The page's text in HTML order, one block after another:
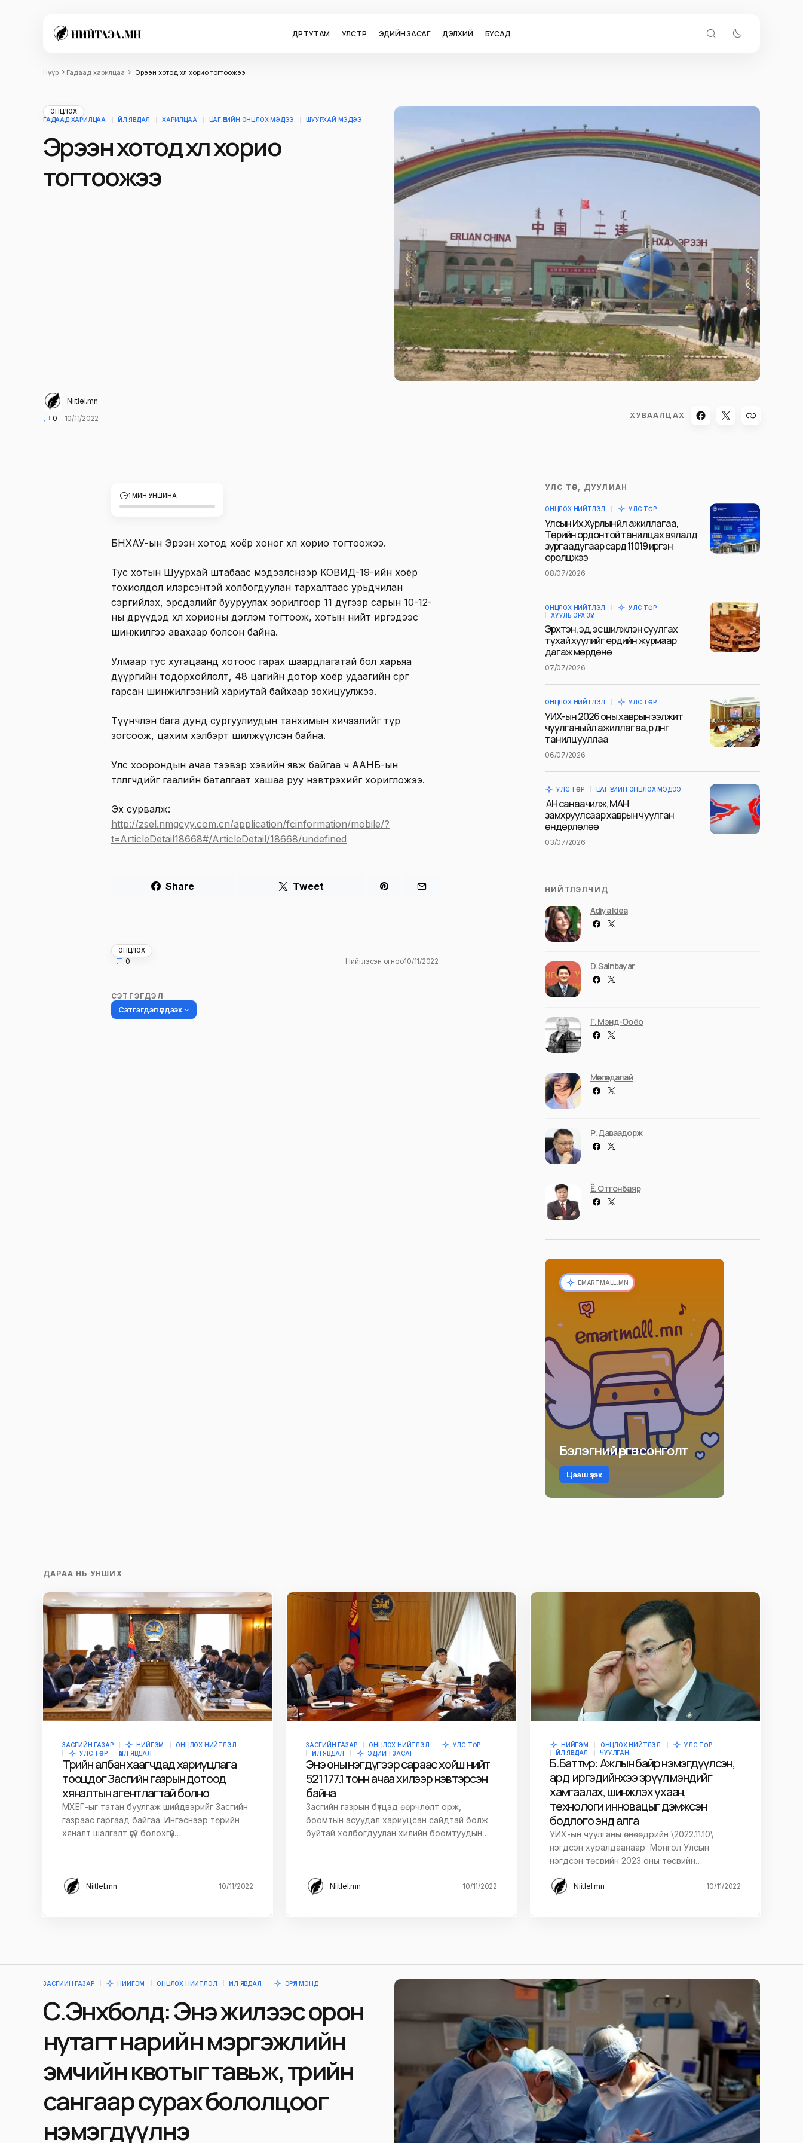
ӨДӨР ТУТАМ УЛС ТӨР ЭДИЙН ЗАСАГ ДЭЛХИЙ БУСАД
Нүүр Гадаад харилцаа Эрээн хотод хөл хорио тогтоожээ
ОНЦЛОХ
ГАДААД ХАРИЛЦАА
ҮЙЛ ЯВДАЛ ХАРИЛЦАА ЦАГ ҮЕИЙН ОНЦЛОХ МЭДЭЭ ШУУРХАЙ МЭДЭЭ
Эрээн хотод хөл хорио
тогтоожээ
Niitlel.mn
0
10/11/2022 ХУВААЛЦАХ
1 МИН УНШИНА
БНХАУ-ын Эрээн хотод хоёр хоног хөл хорио тогтоожээ.
Тус хотын Шуурхай штабаас мэдээлснээр КОВИД-19-ийн хоёр
тохиолдол илэрсэнтэй холбогдуулан тархалтаас урьдчилан
сэргийлэх, эрсдэлийг бууруулах зорилгоор 11 дүгээр сарын 10-12-
ны өдрүүдэд хөл хорионы дэглэм тогтоож, хотын нийт иргэдээс
шинжилгээ авахаар болсон байна.
Улмаар тус хугацаанд хотоос гарах шаардлагатай бол харьяа
дүүргийн тодорхойлолт, 48 цагийн дотор хоёр удаагийн сөрөг
гарсан шинжилгээний хариутай байхаар зохицуулжээ.
Түүнчлэн бага дунд сургуулиудын танхимын хичээлийг түр
зогсоож, цахим хэлбэрт шилжүүлсэн байна.
Улс хоорондын ачаа тээвэр хэвийн явж байгаа ч ААНБ-ын
төлөөлөгчдийг гаалийн баталгаат хашаа руу нэвтрэхийг хоригложээ.
Эх сурвалж:
http://zsel.nmgcyy.com.cn/application/fcinformation/mobile/?
t=ArticleDetail18668#/ArticleDetail/18668/undefined
Share Tweet
ОНЦЛОХ
0 Нийтлэсэн огноо10/11/2022
СЭТГЭГДЭЛ
Сэтгэгдэл үлдээх
УЛС ТӨР, ДУУЛИАН
ОНЦЛОХ НИЙТЛЭЛ УЛС ТӨР
Улсын Их Хурлын үйл ажиллагаа,
Төрийн ордонтой танилцах аялалд
зургаадугаар сард 11019 иргэн
оролцжээ
08/07/2026
ОНЦЛОХ НИЙТЛЭЛ
УЛС ТӨР
ХУУЛЬ ЭРХ ЗҮЙ
Эрхтэн, эд, эс шилжүүлэн суулгах
тухай хуулийг ердийн журмаар
дагаж мөрдөнө
07/07/2026
ОНЦЛОХ НИЙТЛЭЛ УЛС ТӨР
УИХ-ын 2026 оны хаврын ээлжит
чуулганы үйл ажиллагаа, үр дүнг
танилцууллаа
06/07/2026
УЛС ТӨР ЦАГ ҮЕИЙН ОНЦЛОХ МЭДЭЭ
АН санаачилж, МАН
замхруулсаар хаврын чуулган
өндөрлөлөө
03/07/2026
НИЙТЛЭЛЧИД
Adiya Idea
D. Sainbayar
Г. Мэнд-Ооёо
Мөнгөндалай
Р. Даваадорж
Ё. Отгонбаяр
EMARTMALL.MN
Бэлэгний өргөн сонголт
Цааш үзэх
ДАРАА НЬ УНШИХ
ЗАСГИЙН ГАЗАР НИЙГЭМ
ОНЦЛОХ НИЙТЛЭЛ
УЛС ТӨР
ҮЙЛ ЯВДАЛ
Төрийн албан хаагчдад хариуцлага
тооцдог Засгийн газрын дотоод
хяналтын агентлагтай болно
МХЕГ-ыг татан буулгаж шийдвэрийг Засгийн
газраас гаргаад байгаа. Ингэснээр төрийн
хяналт шалгалт үгүй болохгүй…
Niitlel.mn 10/11/2022
ЗАСГИЙН ГАЗАР ОНЦЛОХ НИЙТЛЭЛ
УЛС ТӨР
ҮЙЛ ЯВДАЛ
ЭДИЙН ЗАСАГ
Энэ оны нэгдүгээр сараас хойш нийт
521 177.1 тонн ачаа хилээр нэвтэрсэн
байна
Засгийн газрын бүтцэд өөрчлөлт орж,
боомтын асуудал хариуцсан сайдтай болж
буйтай холбогдуулан хилийн боомтуудын…
Niitlel.mn 10/11/2022
НИЙГЭМ ОНЦЛОХ НИЙТЛЭЛ
УЛС ТӨР
ҮЙЛ ЯВДАЛ
ЧУУЛГАН
Б.Баттөмөр: Ажлын байр нэмэгдүүлсэн,
ард иргэдийнхээ эрүүл мэндийг
хамгаалах, шинжлэх ухаан,
технологи инновацыг дэмжсэн
бодлого энд алга
УИХ-ын чуулганы өнөөдрийн \2022.11.10\
нэгдсэн хуралдаанаар Монгол Улсын
нэгдсэн төсвийн 2023 оны төсвийн…
Niitlel.mn 10/11/2022
ЗАСГИЙН ГАЗАР НИЙГЭМ ОНЦЛОХ НИЙТЛЭЛ ҮЙЛ ЯВДАЛ ЭРҮҮЛ МЭНД
С.Энхболд: Энэ жилээс орон
нутагт нарийн мэргэжлийн
эмчийн квотыг тавьж, төрийн
сангаар сурах бололцоог
нэмэгдүүлнэ